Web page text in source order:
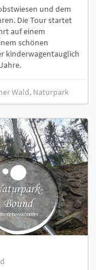
und dem
Die Tour startet
auf einem
schönen
kinderwagentauglich
Wald, Naturpark